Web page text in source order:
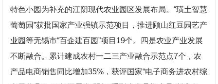
特色小园为补充的江阴现代农业园区发展布局。“璜土智慧
葡萄园”获批国家产业强镇示范项目，推进顾山红豆园艺产
业园等无锡市“百企建百园”项目19个。四是农业产业发展
不断融合。累计建成农村一二三产业融合示范点7个，农
产品电商销售同比增加35%，获评国家“电子商务进农村综